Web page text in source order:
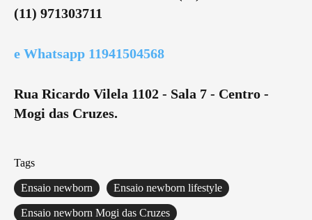
(11) 971303711
e Whatsapp 11941504568
Rua Ricardo Vilela 1102 - Sala 7 - Centro -
Mogi das Cruzes.
Tags
Ensaio newborn Ensaio newborn lifestyle
Ensaio newborn Mogi das Cruzes